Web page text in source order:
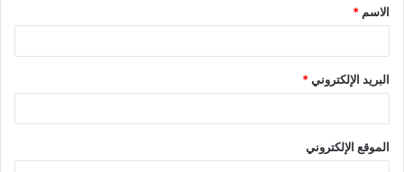
الاسم *
البريد الإلكتروني*
الموقع الإلكتروني